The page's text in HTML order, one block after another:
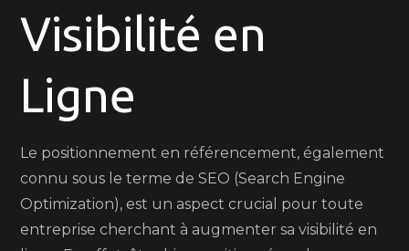
Visibilité en
Ligne
Le positionnement en référencement, également
connu sous le terme de SEO (Search Engine
Optimization), est un aspect crucial pour toute
entreprise cherchant à augmenter sa visibilité en